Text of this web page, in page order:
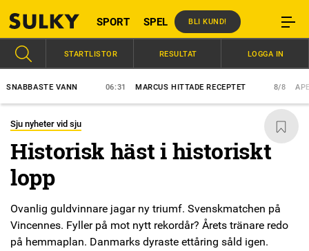
SPORT SPEL BLI KUND!
VANN 06:31 MARCUS HITTADE RECEPTET APEX
STARTLISTOR RESULTAT LOGGA IN
Sju nyheter vid sju
Historisk häst i historiskt
lopp
Ovanlig guldvinnare jagar ny triumf. Svenskmatchen på
Vincennes. Fyller på mot nytt rekordår? Årets tränare redo
på hemmaplan. Danmarks dyraste ettåring såld igen.